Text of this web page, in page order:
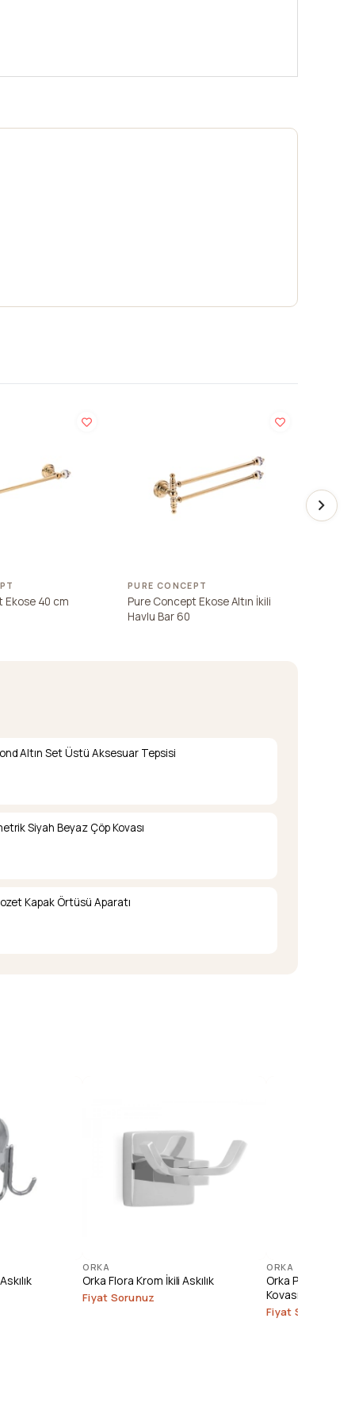
Ekose 40 cm
PURE CONCEPT
Pure Concept Ekose Altın İkili
Havlu Bar 60
Altın Set Üstü Aksesuar Tepsisi
Siyah Beyaz Çöp Kovası
Kapak Örtüsü Aparatı
ORKA
Orka Flora Krom İkili Askılık
Fiyat Sorunuz
ORKA
Orka Paslanmaz
Kovası (3 lt.)
Fiyat Sorunuz